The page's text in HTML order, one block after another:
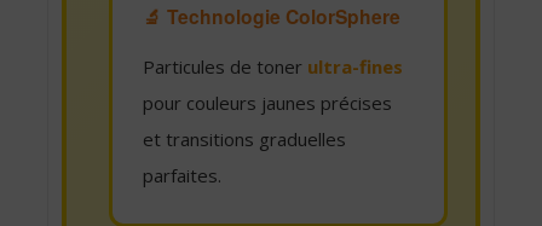
🔬 Technologie ColorSphere
Particules de toner ultra-fines
pour couleurs jaunes précises
et transitions graduelles
parfaites.